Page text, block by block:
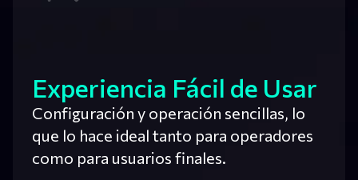
Experiencia Fácil de Usar
Configuración y operación sencillas, lo
que lo hace ideal tanto para operadores
como para usuarios finales.